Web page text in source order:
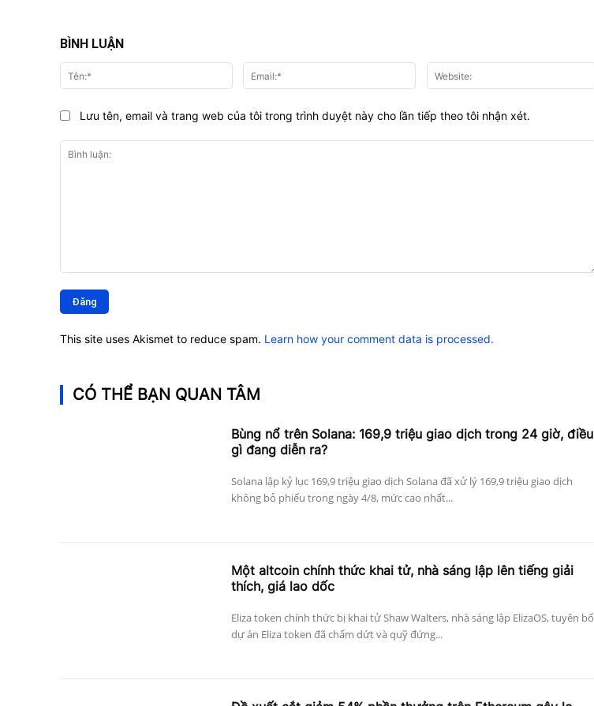
BÌNH LUẬN
luận:
Tên:* Email:*
Lưu tên, email và trang web của tôi trong trình duyệt này cho lần tiếp theo tôi nhận xét.
This site uses Akismet to reduce spam. Learn how your comment data is processed.
CÓ THỂ BẠN QUAN TÂM
Bùng nổ trên Solana: 169,9 triệu giao dịch trong 24 giờ, điều
gì đang diễn ra?
Solana lập kỷ lục 169,9 triệu giao dịch Solana đã xử lý 169,9 triệu giao dịch
không bỏ phiếu trong ngày 4/8, mức cao nhất...
Một altcoin chính thức khai tử, nhà sáng lập lên tiếng giải
thích, giá lao dốc
Eliza token chính thức bị khai tử Shaw Walters, nhà sáng lập ElizaOS, tuyên bố
dự án Eliza token đã chấm dứt và quỹ đứng...